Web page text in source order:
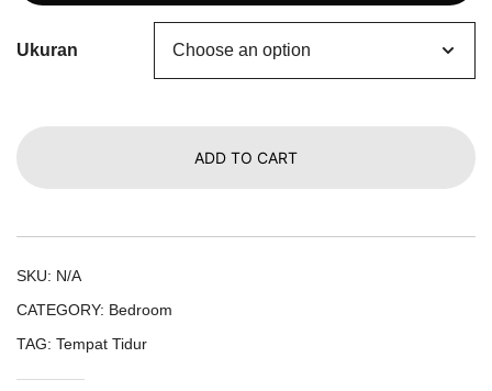
Ukuran
ADD TO CART
SKU: N/A
CATEGORY: Bedroom
TAG: Tempat Tidur